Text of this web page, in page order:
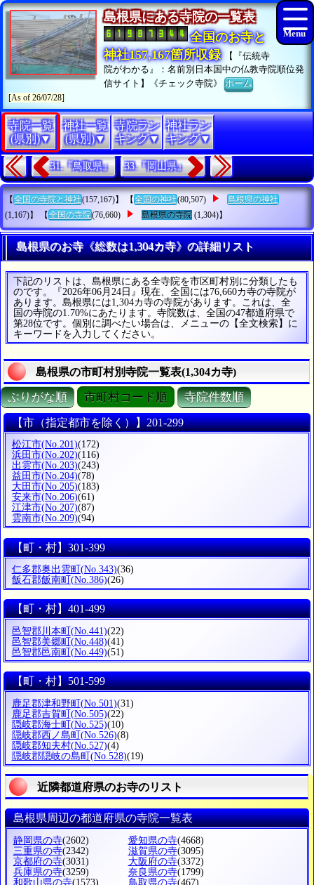
島根県にある寺院の一覧表
全国のお寺と
神社157,167箇所収録
【『伝統寺
院がわかる』：名前別日本国中の仏教寺院順位発
信サイト】《チェック寺院》ホーム
[As of 26/07/28]
寺院一覧
(県別)▼
神社一覧
(県別)▼
寺院ラン
キング▼
神社ラン
キング▼
31.『鳥取県』 33.『岡山県』
【 全国の寺院と神社(157,167)】 【 全国の神社(80,507)
島根県の神社
(1,167)】 【 全国の寺院(76,660) 島根県の寺院 (1,304)】
島根県のお寺《総数は1,304カ寺》の詳細リスト
下記のリストは、島根県にある全寺院を市区町村別に分類したも
のです。『2026年06月24日』現在、全国には76,660カ寺の寺院が
あります。島根県には1,304カ寺の寺院があります。これは、全
国の寺院の1.70%にあたります。寺院数は、全国の47都道府県で
第28位です。個別に調べたい場合は、メニューの【全文検索】に
キーワードを入力してください。
島根県の市町村別寺院一覧表(1,304カ寺)
ぶりがな順 市町村コード順 寺院件数順
【市（指定都市を除く）】201-299
松江市(No.201)(172)
浜田市(No.202)(116)
出雲市(No.203)(243)
益田市(No.204)(78)
大田市(No.205)(183)
安来市(No.206)(61)
江津市(No.207)(87)
雲南市(No.209)(94)
【町・村】301-399
仁多郡奥出雲町 (No.343)(36)
飯石郡飯南町 (No.386)(26)
【町・村】401-499
邑智郡川本町 (No.441)(22)
邑智郡美郷町 (No.448)(41)
邑智郡邑南町 (No.449)(51)
【町・村】501-599
鹿足郡津和野町(No.501)(31)
鹿足郡吉賀町(No.505)(22)
隠岐郡海士町(No.525)(10)
隠岐郡西ノ島町(No.526)(8)
隠岐郡知夫村(No.527)(4)
隠岐郡隠岐の島町(No.528)(19)
近隣都道府県のお寺のリスト
島根県周辺の都道府県の寺院一覧表
静岡県の寺(2602) 愛知県の寺(4668)
三重県の寺(2342) 滋賀県の寺(3095)
京都府の寺(3031) 大阪府の寺(3372)
兵庫県の寺(3259) 奈良県の寺(1799)
和歌山県の寺(1573) 鳥取県の寺(467)